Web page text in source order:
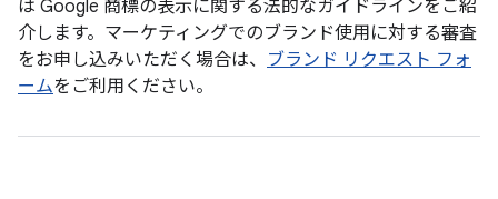
は Google 商標の表示に関する法的なガイドラインをご紹
介します。マーケティングでのブランド使用に対する審査
をお申し込みいただく場合は、 ブランド リクエスト フォ
ームをご利用ください。